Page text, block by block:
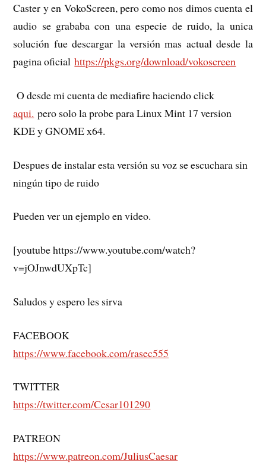
Caster y en VokoScreen, pero como nos dimos cuenta el
audio se grababa con una especie de ruido, la unica
solución fue descargar la versión mas actual desde la
pagina oficialhttps://pkgs.org/download/vokoscreen
O desde mi cuenta de mediafire haciendo click
aqui. pero solo la probe para Linux Mint 17 version
KDE y GNOME x64.
Despues de instalar esta versión su voz se escuchara sin
ningún tipo de ruido
Pueden ver un ejemplo en video.
[youtube https://www.youtube.com/watch?
v=jOJnwdUXpTc]
Saludos y espero les sirva
FACEBOOK
https://www.facebook.com/rasec555
TWITTER
https://twitter.com/Cesar101290
PATREON
https://www.patreon.com/JuliusCaesar